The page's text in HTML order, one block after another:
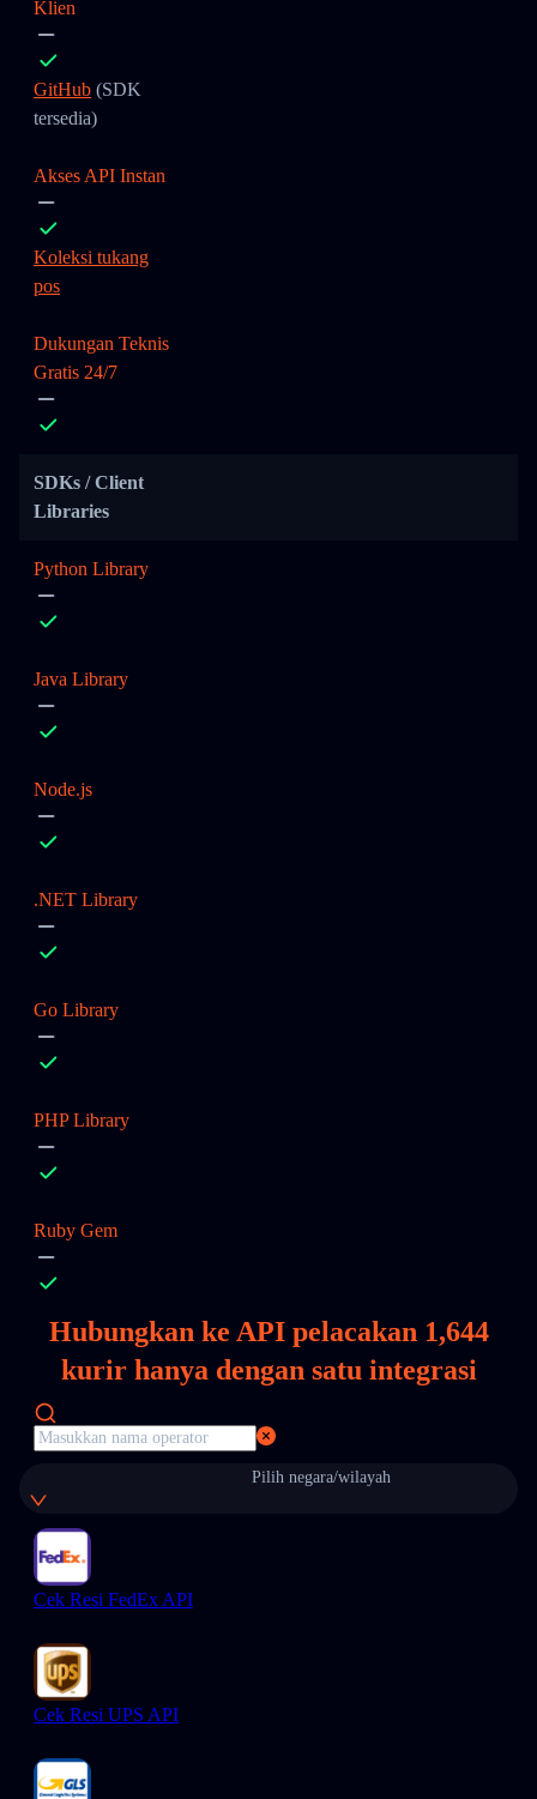
Klien
GitHub (SDK
tersedia)
Akses API Instan
Koleksi tukang
pos
Dukungan Teknis
Gratis 24/7
SDKs / Client
Libraries
Python Library
Java Library
Node.js
.NET Library
Go Library
PHP Library
Ruby Gem
Hubungkan ke API pelacakan 1,644
kurir hanya dengan satu integrasi
Pilih negara/wilayah
Cek Resi FedEx API
Cek Resi UPS API